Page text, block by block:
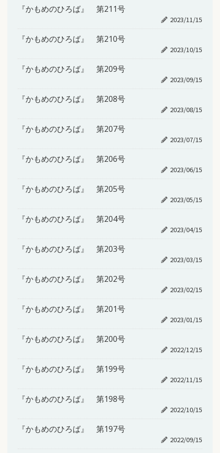
『かもめのひろば』 第211号
2023/11/15
『かもめのひろば』 第210号
2023/10/15
『かもめのひろば』 第209号
2023/09/15
『かもめのひろば』 第208号
2023/08/15
『かもめのひろば』 第207号
2023/07/15
『かもめのひろば』 第206号
2023/06/15
『かもめのひろば』 第205号
2023/05/15
『かもめのひろば』 第204号
2023/04/15
『かもめのひろば』 第203号
2023/03/15
『かもめのひろば』 第202号
2023/02/15
『かもめのひろば』 第201号
2023/01/15
『かもめのひろば』 第200号
2022/12/15
『かもめのひろば』 第199号
2022/11/15
『かもめのひろば』 第198号
2022/10/15
『かもめのひろば』 第197号
2022/09/15